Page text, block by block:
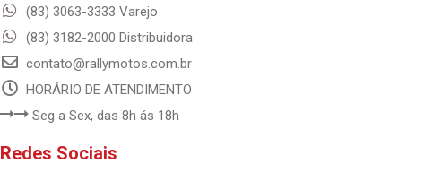
(83) 3063-3333 Varejo
(83) 3182-2000 Distribuidora
contato@rallymotos.com.br
HORÁRIO DE ATENDIMENTO
Seg a Sex, das 8h ás 18h
Redes Sociais